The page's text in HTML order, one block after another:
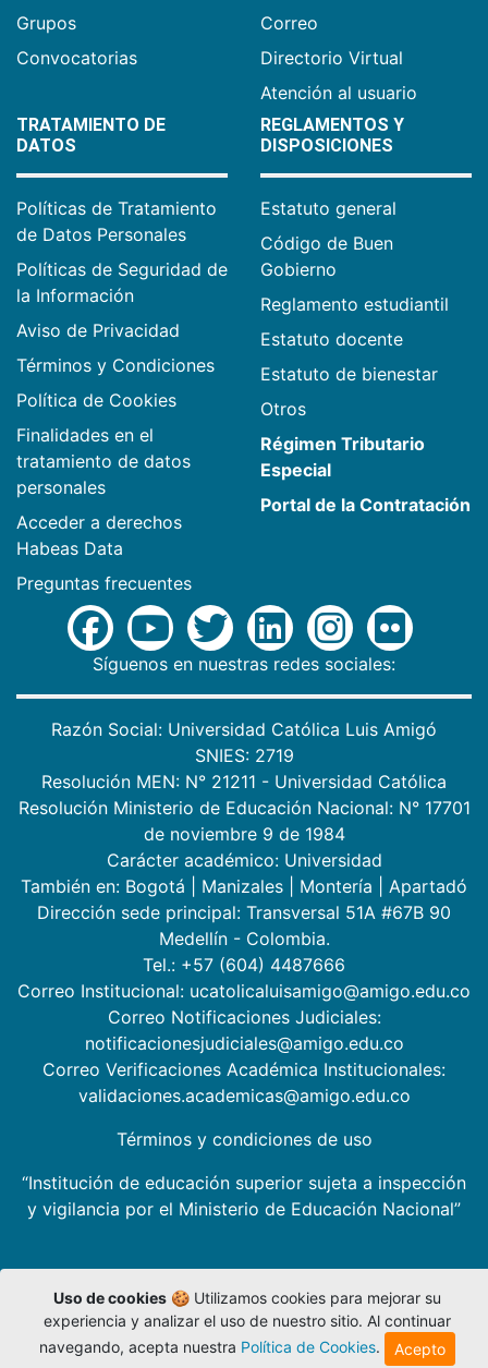
Grupos
Convocatorias
Correo
Directorio Virtual
Atención al usuario
TRATAMIENTO DE
DATOS
Políticas de Tratamiento
de Datos Personales
Políticas de Seguridad de
la Información
Aviso de Privacidad
Términos y Condiciones
Política de Cookies
Finalidades en el
tratamiento de datos
personales
Acceder a derechos
Habeas Data
Preguntas frecuentes
REGLAMENTOS Y
DISPOSICIONES
Estatuto general
Código de Buen
Gobierno
Reglamento estudiantil
Estatuto docente
Estatuto de bienestar
Otros
Régimen Tributario
Especial
Portal de la Contratación
Síguenos en nuestras redes sociales:
Razón Social: Universidad Católica Luis Amigó
SNIES: 2719
Resolución MEN: N° 21211 - Universidad Católica
Resolución Ministerio de Educación Nacional: N° 17701
de noviembre 9 de 1984
Carácter académico: Universidad
También en: Bogotá Manizales Montería
Apartadó
Dirección sede principal: Transversal 51A #67B 90
Medellín - Colombia.
Tel.: +57 (604) 4487666
Correo Institucional: ucatolicaluisamigo@amigo.edu.co
Correo Notificaciones Judiciales:
notificacionesjudiciales@amigo.edu.co
Correo Verificaciones Académica Institucionales:
validaciones.academicas@amigo.edu.co
Términos y condiciones de uso
“Institución de educación superior sujeta a inspección
y vigilancia por el Ministerio de Educación Nacional”
Uso de cookies🍪 Utilizamos cookies para mejorar su
experiencia y analizar el uso de nuestro sitio. Al continuar
navegando, acepta nuestra Política de Cookies. Acepto